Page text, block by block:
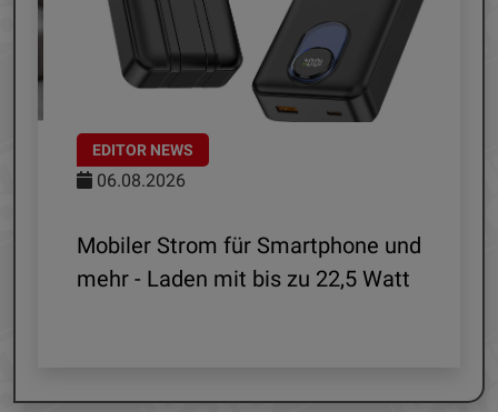
EDITOR NEWS
06.08.2026
Mobiler Strom für Smartphone und
mehr - Laden mit bis zu 22,5 Watt